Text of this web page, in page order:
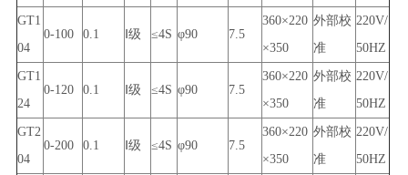
GT1
04
0-100 0.1 Ⅰ级 ≤4S φ90 7.5
360×220
×350
外部校
准
220V/
50HZ
GT1
24
0-120 0.1 Ⅰ级 ≤4S φ90 7.5
360×220
×350
外部校
准
220V/
50HZ
GT2
04
0-200 0.1 Ⅰ级 ≤4S φ90 7.5
360×220
×350
外部校
准
220V/
50HZ